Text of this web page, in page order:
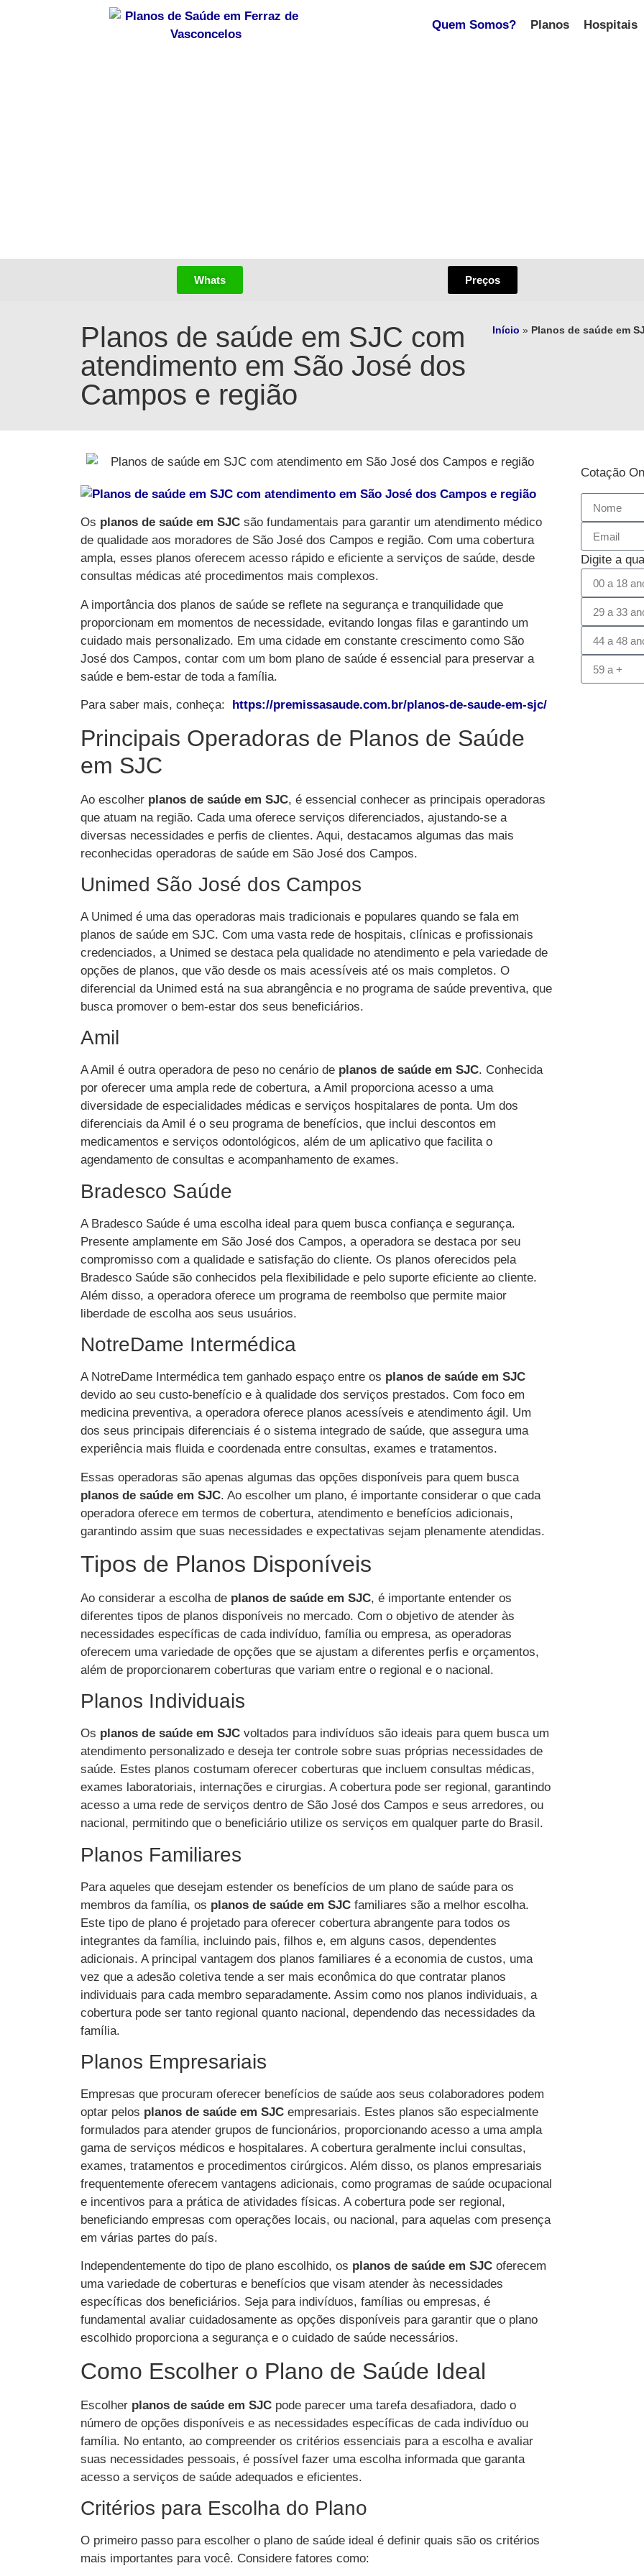
Quem Somos? Planos Hospitais
Whats Preços
Planos de saúde em SJC com
atendimento em São José dos
Campos e região
Início » Planos de saúde em
Os planos de saúde em SJC são fundamentais para garantir um atendimento médico
de qualidade aos moradores de São José dos Campos e região. Com uma cobertura
ampla, esses planos oferecem acesso rápido e eficiente a serviços de saúde, desde
consultas médicas até procedimentos mais complexos.
A importância dos planos de saúde se reflete na segurança e tranquilidade que
proporcionam em momentos de necessidade, evitando longas filas e garantindo um
cuidado mais personalizado. Em uma cidade em constante crescimento como São
José dos Campos, contar com um bom plano de saúde é essencial para preservar a
saúde e bem-estar de toda a família.
Para saber mais, conheça: https://premissasaude.com.br/planos-de-saude-em-sjc/
Principais Operadoras de Planos de Saúde
em SJC
Ao escolher planos de saúde em SJC, é essencial conhecer as principais operadoras
que atuam na região. Cada uma oferece serviços diferenciados, ajustando-se a
diversas necessidades e perfis de clientes. Aqui, destacamos algumas das mais
reconhecidas operadoras de saúde em São José dos Campos.
Unimed São José dos Campos
A Unimed é uma das operadoras mais tradicionais e populares quando se fala em
planos de saúde em SJC. Com uma vasta rede de hospitais, clínicas e profissionais
credenciados, a Unimed se destaca pela qualidade no atendimento e pela variedade de
opções de planos, que vão desde os mais acessíveis até os mais completos. O
diferencial da Unimed está na sua abrangência e no programa de saúde preventiva, que
busca promover o bem-estar dos seus beneficiários.
Amil
A Amil é outra operadora de peso no cenário de planos de saúde em SJC. Conhecida
por oferecer uma ampla rede de cobertura, a Amil proporciona acesso a uma
diversidade de especialidades médicas e serviços hospitalares de ponta. Um dos
diferenciais da Amil é o seu programa de benefícios, que inclui descontos em
medicamentos e serviços odontológicos, além de um aplicativo que facilita o
agendamento de consultas e acompanhamento de exames.
Bradesco Saúde
A Bradesco Saúde é uma escolha ideal para quem busca confiança e segurança.
Presente amplamente em São José dos Campos, a operadora se destaca por seu
compromisso com a qualidade e satisfação do cliente. Os planos oferecidos pela
Bradesco Saúde são conhecidos pela flexibilidade e pelo suporte eficiente ao cliente.
Além disso, a operadora oferece um programa de reembolso que permite maior
liberdade de escolha aos seus usuários.
NotreDame Intermédica
A NotreDame Intermédica tem ganhado espaço entre os planos de saúde em SJC
devido ao seu custo-benefício e à qualidade dos serviços prestados. Com foco em
medicina preventiva, a operadora oferece planos acessíveis e atendimento ágil. Um
dos seus principais diferenciais é o sistema integrado de saúde, que assegura uma
experiência mais fluida e coordenada entre consultas, exames e tratamentos.
Essas operadoras são apenas algumas das opções disponíveis para quem busca
planos de saúde em SJC. Ao escolher um plano, é importante considerar o que cada
operadora oferece em termos de cobertura, atendimento e benefícios adicionais,
garantindo assim que suas necessidades e expectativas sejam plenamente atendidas.
Tipos de Planos Disponíveis
Ao considerar a escolha de planos de saúde em SJC, é importante entender os
diferentes tipos de planos disponíveis no mercado. Com o objetivo de atender às
necessidades específicas de cada indivíduo, família ou empresa, as operadoras
oferecem uma variedade de opções que se ajustam a diferentes perfis e orçamentos,
além de proporcionarem coberturas que variam entre o regional e o nacional.
Planos Individuais
Os planos de saúde em SJC voltados para indivíduos são ideais para quem busca um
atendimento personalizado e deseja ter controle sobre suas próprias necessidades de
saúde. Estes planos costumam oferecer coberturas que incluem consultas médicas,
exames laboratoriais, internações e cirurgias. A cobertura pode ser regional, garantindo
acesso a uma rede de serviços dentro de São José dos Campos e seus arredores, ou
nacional, permitindo que o beneficiário utilize os serviços em qualquer parte do Brasil.
Planos Familiares
Para aqueles que desejam estender os benefícios de um plano de saúde para os
membros da família, os planos de saúde em SJC familiares são a melhor escolha.
Este tipo de plano é projetado para oferecer cobertura abrangente para todos os
integrantes da família, incluindo pais, filhos e, em alguns casos, dependentes
adicionais. A principal vantagem dos planos familiares é a economia de custos, uma
vez que a adesão coletiva tende a ser mais econômica do que contratar planos
individuais para cada membro separadamente. Assim como nos planos individuais, a
cobertura pode ser tanto regional quanto nacional, dependendo das necessidades da
família.
Planos Empresariais
Empresas que procuram oferecer benefícios de saúde aos seus colaboradores podem
optar pelos planos de saúde em SJC empresariais. Estes planos são especialmente
formulados para atender grupos de funcionários, proporcionando acesso a uma ampla
gama de serviços médicos e hospitalares. A cobertura geralmente inclui consultas,
exames, tratamentos e procedimentos cirúrgicos. Além disso, os planos empresariais
frequentemente oferecem vantagens adicionais, como programas de saúde ocupacional
e incentivos para a prática de atividades físicas. A cobertura pode ser regional,
beneficiando empresas com operações locais, ou nacional, para aquelas com presença
em várias partes do país.
Independentemente do tipo de plano escolhido, os planos de saúde em SJC oferecem
uma variedade de coberturas e benefícios que visam atender às necessidades
específicas dos beneficiários. Seja para indivíduos, famílias ou empresas, é
fundamental avaliar cuidadosamente as opções disponíveis para garantir que o plano
escolhido proporciona a segurança e o cuidado de saúde necessários.
Como Escolher o Plano de Saúde Ideal
Escolher planos de saúde em SJC pode parecer uma tarefa desafiadora, dado o
número de opções disponíveis e as necessidades específicas de cada indivíduo ou
família. No entanto, ao compreender os critérios essenciais para a escolha e avaliar
suas necessidades pessoais, é possível fazer uma escolha informada que garanta
acesso a serviços de saúde adequados e eficientes.
Critérios para Escolha do Plano
O primeiro passo para escolher o plano de saúde ideal é definir quais são os critérios
mais importantes para você. Considere fatores como:
Cotação
Digite a